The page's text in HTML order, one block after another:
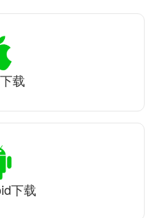
载
下载